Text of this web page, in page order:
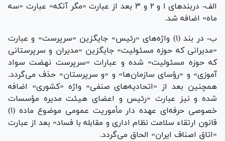
الف- دربند‌های ۱ و ۲ و ۳ بعد از عبارت «مگر آنکه» عبارت «سه
ماه» اضافه شد.
ب- در بند (۱) واژه‌های «رئیس» جایگزین «سرپرست» و عبارت
«مدیرانی که حوزه مسئولیت» جایگزین «مدیران و سرپرستانی
که حوزه مسئولیت» شده و عبارات «سرپرست نهضت سواد
آموزی» و «رؤسای سازمان‌ها» و «و سرپرستان» حذف می‌گردد.
همچنین بعد از «اتحادیه‌های صنفی» واژه «کشوری» اضافه
شده و نیز عبارت «رئیس و اعضای هیئت مدیره مؤسسات
خصوصی حرفه‌ای عهده دار مأموریت عمومی موضوع ماده (۱)
قانون ارتقاء سلامت نظام اداری و مقابله با فساد» بعد از عبارت
«اتاق اصناف ایران» الحاق می‌گردد.